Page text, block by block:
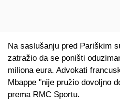
Na saslušanju pred Pariškim
zatražio da se poništi
miliona eura. Advokati
Mbappe "nije pružio dovoljno
prema RMC Sportu.